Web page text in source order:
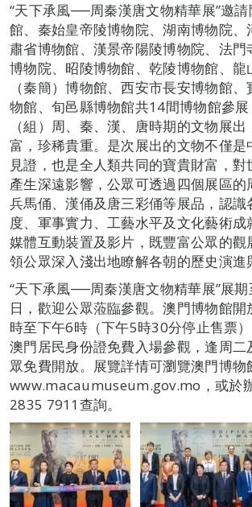
“天下承風──周秦漢唐文物精華展”邀
館、秦始皇帝陵博物院、湖南博物院、
肅省博物館、漢景帝陽陵博物院、法門
博物院、昭陵博物館、乾陵博物館、龍
（秦簡）博物館、西安市長安博物館
物館、旬邑縣博物館共14間博物館參
（組）周、秦、漢、唐時期的文物展
富，珍稀貴重。是次展出的文物不僅是
見證，也是全人類共同的寶貴財富，對
產生深遠影響，公眾可透過四個展區的
兵馬俑、漢俑及唐三彩俑等展品，認識
度、軍事實力、工藝水平及文化藝術成
媒體互動裝置及影片，既豐富公眾的觀
領公眾深入淺出地瞭解各朝的歷史演進
“天下承風──周秦漢唐文物精華展”展
日，歡迎公眾蒞臨參觀。澳門博物館
時至下午6時（下午5時30分停止售票
澳門居民身份證免費入場參觀，逢周二
眾免費開放。展覽詳情可瀏覽澳門博物
www.macaumuseum.gov.mo，或於
2835 7911查詢。